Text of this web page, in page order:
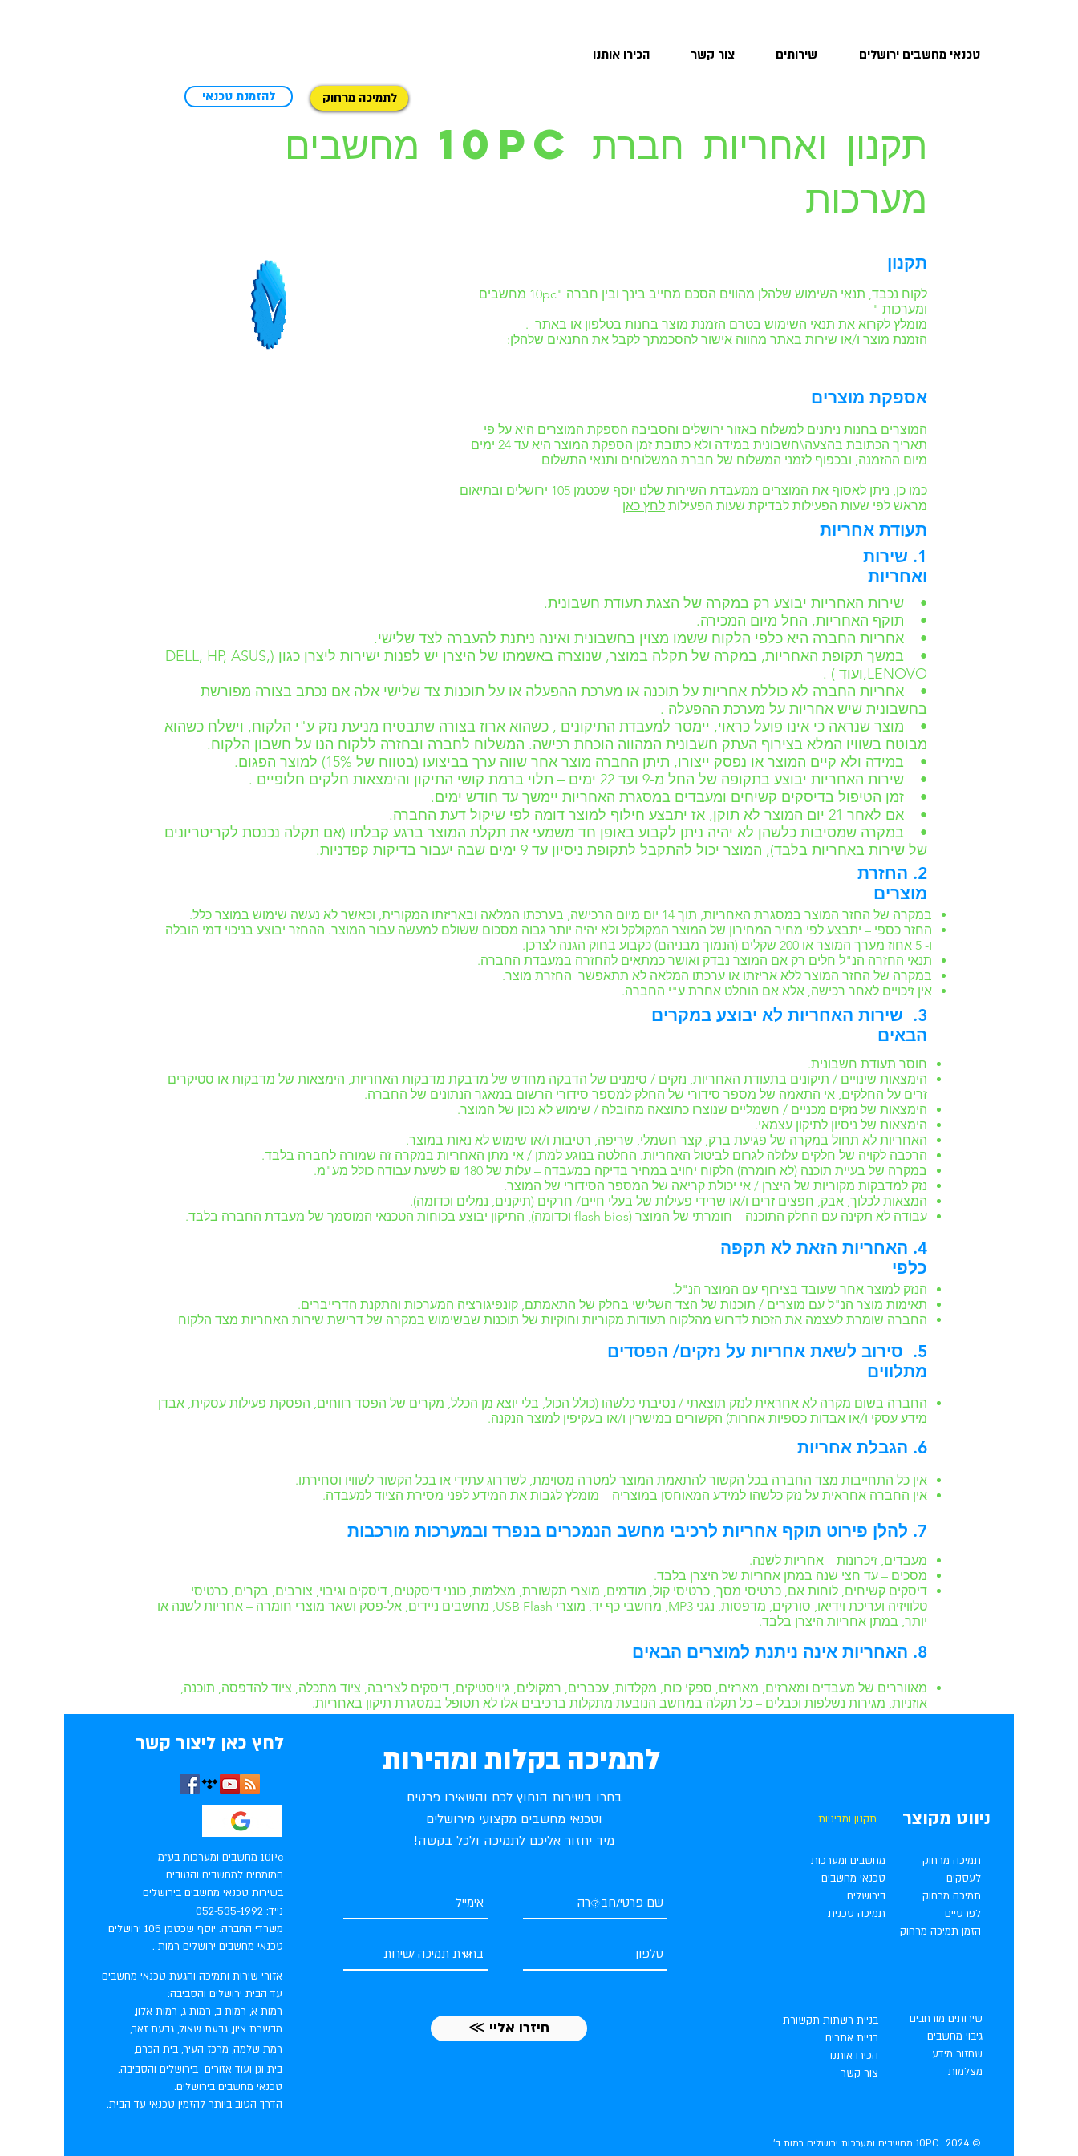
טכנאי מחשבים ירושלים שירותים צור קשר הכירו אותנו
תקנון ואחריות חברת 10pc מחשבים
מערכות
תקנון
לקוח נכבד, תנאי השימוש שלהלן מהווים הסכם מחייב בינך ובין חברה "10pc מחשבים
ומערכות "
מומלץ לקרוא את תנאי השימוש בטרם הזמנת מוצר בחנות בטלפון או באתר .
הזמנת מוצר ו/או שירות באתר מהווה אישור להסכמתך לקבל את התנאים שלהלן:
אספקת מוצרים
המוצרים בחנות ניתנים למשלוח באזור ירושלים והסביבה הספקת המוצרים היא על פי
תאריך הכתובת בהצעה\חשבונית במידה ולא כתובת זמן הספקת המוצר היא עד 24 ימים
מיום ההזמנה, ובכפוף לזמני המשלוח של חברת המשלוחים ותנאי התשלום
כמו כן, ניתן לאסוף את המוצרים ממעבדת השירות שלנו יוסף שכטמן 105 ירושלים ובתיאום
מראש לפי שעות הפעילות לבדיקת שעות הפעילות לחץ כאן
תעודת אחריות
1. שירות
ואחריות
• שירות האחריות יבוצע רק במקרה של הצגת תעודת חשבונית.
• תוקף האחריות, החל מיום המכירה.
• אחריות החברה היא כלפי הלקוח ששמו מצוין בחשבונית ואינה ניתנת להעברה לצד שלישי.
• במשך תקופת האחריות, במקרה של תקלה במוצר, שנוצרה באשמתו של היצרן יש לפנות ישירות ליצרן כגון (DELL, HP, ASUS,
LENOVO,ועוד ) .
• אחריות החברה לא כוללת אחריות על תוכנה או מערכת ההפעלה או על תוכנות צד שלישי אלה אם נכתב בצורה מפורשת
בחשבונית שיש אחריות על מערכת ההפעלה .
• מוצר שנראה כי אינו פועל כראוי, יימסר למעבדת התיקונים , כשהוא ארוז בצורה שתבטיח מניעת נזק ע"י הלקוח, וישלח כשהוא
מבוטח בשוויו המלא בצירוף העתק חשבונית המהווה הוכחת רכישה. המשלוח לחברה ובחזרה ללקוח הנו על חשבון הלקוח.
• במידה ולא קיים המוצר או נפסק ייצורו, תיתן החברה מוצר אחר שווה ערך בביצועו (בטווח של 15%) למוצר הפגום.
• שירות האחריות יבוצע בתקופה של החל מ-9 ועד 22 ימים – תלוי ברמת קושי התיקון והימצאות חלקים חלופיים .
• זמן הטיפול בדיסקים קשיחים ומעבדים במסגרת האחריות יימשך עד חודש ימים.
• אם לאחר 21 יום המוצר לא תוקן, אז יתבצע חילוף למוצר דומה לפי שיקול דעת החברה.
• במקרה שמסיבות כלשהן לא יהיה ניתן לקבוע באופן חד משמעי את תקלת המוצר ברגע קבלתו (אם תקלה נכנסת לקריטריונים
של שירות באחריות בלבד), המוצר יכול להתקבל לתקופת ניסיון עד 9 ימים שבה יעבור בדיקות קפדניות.
2. החזרת
מוצרים
3. שירות האחריות לא יבוצע במקרים
הבאים
במקרה של החזר המוצר במסגרת האחריות, תוך 14 יום מיום הרכישה, בערכתו המלאה ובאריזתו המקורית, וכאשר לא נעשה שימוש במוצר כלל.
החזר כספי – יתבצע לפי מחיר המחירון של המוצר המקולקל ולא יהיה יותר גבוה מסכום ששולם למעשה עבור המוצר. ההחזר יבוצע בניכוי דמי הובלה
ו- 5 אחוז מערך המוצר או 200 שקלים (הנמוך מבניהם) כקבוע בחוק הגנה לצרכן.
תנאי החזרה הנ"ל חלים רק אם המוצר נבדק ואושר כמתאים להחזרה במעבדת החברה.
במקרה של החזר המוצר ללא אריזתו או ערכתו המלאה לא תתאפשר החזרת מוצר.
אין זיכויים לאחר רכישה, אלא אם הוחלט אחרת ע"י החברה.
חוסר תעודת חשבונית.
הימצאות שינויים / תיקונים בתעודת האחריות, נזקים / סימנים של הדבקה מחדש של מדבקת מדבקות האחריות, הימצאות של מדבקות או סטיקרים
זרים על החלקים, אי התאמה של מספר סידורי של החלק למספר סידורי הרשום במאגר הנתונים של החברה.
הימצאות של נזקים מכניים / חשמליים שנוצרו כתוצאה מהובלה / שימוש לא נכון של המוצר.
הימצאות של ניסיון לתיקון עצמאי.
האחריות לא תחול במקרה של פגיעת ברק, קצר חשמלי, שריפה, רטיבות ו/או שימוש לא נאות במוצר.
הרכבה לקויה של חלקים עלולה לגרום לביטול האחריות. החלטה בנוגע למתן / אי-מתן האחריות במקרה זה שמורה לחברה בלבד.
במקרה של בעיית תוכנה (לא חומרה) הלקוח יחויב במחיר בדיקה במעבדה – עלות של 180 ₪ לשעת עבודה כולל מע"מ.
נזק למדבקות מקוריות של היצרן / אי יכולת קריאה של המספר הסידורי של המוצר.
המצאות לכלוך, אבק, חפצים זרים ו/או שרידי פעילות של בעלי חיים/ חרקים (תיקנים, נמלים וכדומה).
עבודה לא תקינה עם החלק התוכנה – חומרתי של המוצר (flash bios וכדומה), התיקון יבוצע בכוחות הטכנאי המוסמך של מעבדת החברה בלבד.
4. האחריות הזאת לא תקפה
כלפי
הנזק למוצר אחר שעובד בצירוף עם המוצר הנ"ל.
תאימות מוצר הנ"ל עם מוצרים / תוכנות של הצד השלישי בחלק של התאמתם, קונפיגורציה המערכות והתקנת הדרייברים.
החברה שומרת לעצמה את הזכות לדרוש מהלקוח תעודות מקוריות וחוקיות של תוכנות שבשימוש במקרה של דרישת שירות האחריות מצד הלקוח
5. סירוב לשאת אחריות על נזקים/ הפסדים
מתלווים
החברה בשום מקרה לא אחראית לנזק תוצאתי / נסיבתי כלשהו (כולל הכול, בלי יוצא מן הכלל, מקרים של הפסד רווחים, הפסקת פעילות עסקית, אבדן
מידע עסקי ו/או אבדות כספיות אחרות) הקשורים במישרין ו/או בעקיפין למוצר הנקנה.
6. הגבלת אחריות
אין כל התחייבות מצד החברה בכל הקשור להתאמת המוצר למטרה מסוימת, לשדרוג עתידי או בכל הקשור לשוויו וסחירתו.
אין החברה אחראית על נזק כלשהו למידע המאוחסן במוצריה – מומלץ לגבות את המידע לפני מסירת הציוד למעבדה.
7. להלן פירוט תוקף אחריות לרכיבי מחשב הנמכרים בנפרד ובמערכות מורכבות
מעבדים, זיכרונות – אחריות לשנה.
מסכים – עד חצי שנה במתן אחריות של היצרן בלבד.
דיסקים קשיחים, לוחות אם, כרטיסי מסך, כרטיסי קול, מודמים, מוצרי תקשורת, מצלמות, כונני דיסקטים, דיסקים וגיבוי, צורבים, בקרים, כרטיסי
טלוויזיה ועריכת וידיאו, סורקים, מדפסות, נגני MP3, מחשבי כף יד, מוצרי USB Flash, מחשבים ניידים, אל-פסק ושאר מוצרי חומרה – אחריות לשנה או
יותר, במתן אחריות היצרן בלבד.
8. האחריות אינה ניתנת למוצרים הבאים
מאווררים של מעבדים ומארזים, מארזים, ספקי כוח, מקלדות, עכברים, רמקולים, ג'ויסטיקים, דיסקים לצריבה, ציוד מתכלה, ציוד להדפסה, תוכנה,
אוזניות, מגירות נשלפות וכבלים – כל תקלה במחשב הנובעת מתקלות ברכיבים אלו לא תטופל במסגרת תיקון באחריות.
להזמנת טכנאי לתמיכה מרחוק
לחץ כאן ליצור קשר
10Pc מחשבים ומערכות בע"מ
המומחים למחשבים והטובים
בשירות טכנאי מחשבים בירושלים
נייד:052-535-1992
משרדי החברה: יוסף שכטמן 105 ירושלים
טכנאי מחשבים ירושלים רמות .
אזורי שירות ותמיכה והגעת טכנאי מחשבים
עד הבית ירושלים והסביבה:
רמות א, רמות ב, רמות ג, רמות אלון,
מבשרת ציון, גבעת שאול, גבעת זאב,
רמת שלמה, מרכז העיר, בית הכרם,
בית וגן ועוד אזורים בירושלים והסביבה.
טכנאי מחשבים בירושלים.
הדרך הטוב ביותר להזמין טכנאי עד הבית.
לתמיכה בקלות ומהירות
בחרו בשירות הנחוץ לכם והשאירו פרטים
וטכנאי מחשבים מקצועי מירושלים
מיד יחזור אליכם לתמיכה ולכל בקשה!
≪ חיזרו אליי
תקנון ומדיניות ניווט מקוצר
מחשבים ומערכות
טכנאי מחשבים
בירושלים
תמיכה טכנית
תמיכה מרחוק
לעסקים
תמיכה מרחוק
לפרטיים
הזמן תמיכה מרחוק
בניית רשתות תקשורת
בניית אתרים
הכירו אותנו
צור קשר
שירותים מורחבים
גיבוי מחשבים
שחזור מידע
מצלמות
​ © 2024 10PC מחשבים ומערכות ירושלים רמות ב'